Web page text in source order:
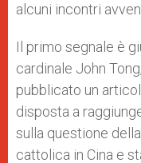
alcuni incontri
Il primo segnale è
cardinale John
pubblicato un
disposta a
sulla questione
cattolica in Cina e